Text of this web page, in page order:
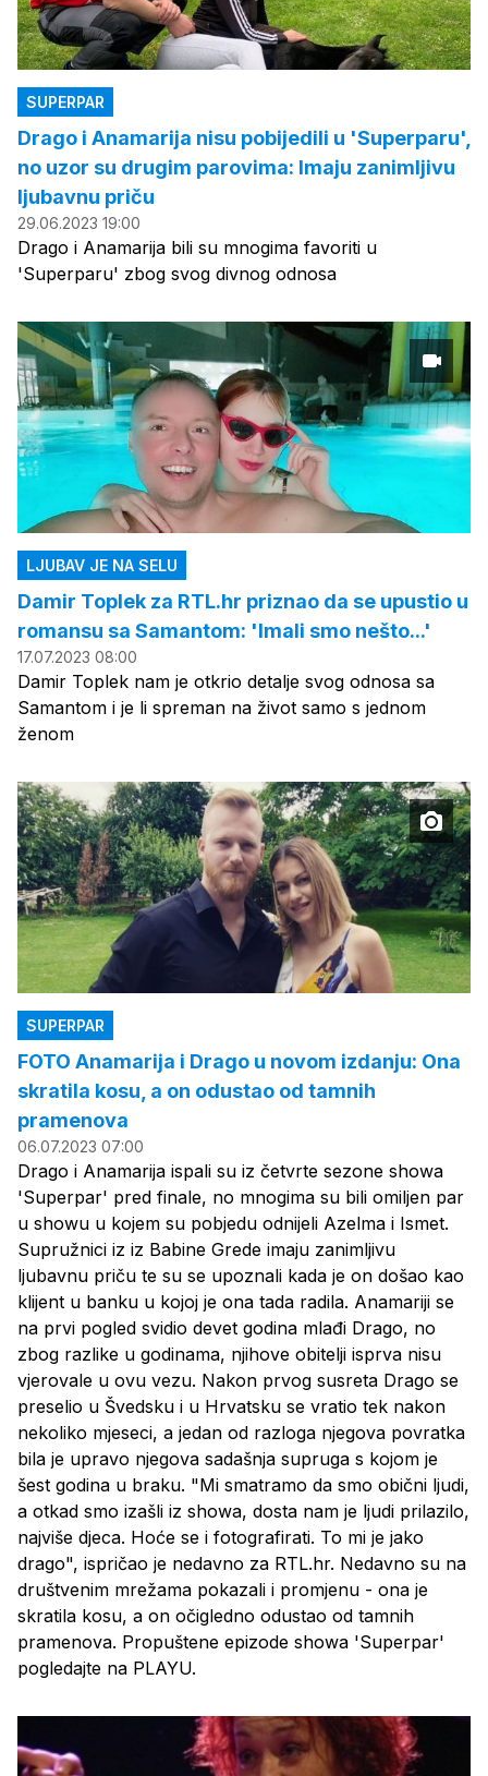
SUPERPAR
Drago i Anamarija nisu pobijedili u 'Superparu',
no uzor su drugim parovima: Imaju zanimljivu
ljubavnu priču
29.06.2023 19:00
Drago i Anamarija bili su mnogima favoriti u
'Superparu' zbog svog divnog odnosa
LJUBAV JE NA SELU
Damir Toplek za RTL.hr priznao da se upustio u
romansu sa Samantom: 'Imali smo nešto...'
17.07.2023 08:00
Damir Toplek nam je otkrio detalje svog odnosa sa
Samantom i je li spreman na život samo s jednom
ženom
SUPERPAR
FOTO Anamarija i Drago u novom izdanju: Ona
skratila kosu, a on odustao od tamnih
pramenova
06.07.2023 07:00
Drago i Anamarija ispali su iz četvrte sezone showa
'Superpar' pred finale, no mnogima su bili omiljen par
u showu u kojem su pobjedu odnijeli Azelma i Ismet.
Supružnici iz iz Babine Grede imaju zanimljivu
ljubavnu priču te su se upoznali kada je on došao kao
klijent u banku u kojoj je ona tada radila. Anamariji se
na prvi pogled svidio devet godina mlađi Drago, no
zbog razlike u godinama, njihove obitelji isprva nisu
vjerovale u ovu vezu. Nakon prvog susreta Drago se
preselio u Švedsku i u Hrvatsku se vratio tek nakon
nekoliko mjeseci, a jedan od razloga njegova povratka
bila je upravo njegova sadašnja supruga s kojom je
šest godina u braku. "Mi smatramo da smo obični ljudi,
a otkad smo izašli iz showa, dosta nam je ljudi prilazilo,
najviše djeca. Hoće se i fotografirati. To mi je jako
drago", ispričao je nedavno za RTL.hr. Nedavno su na
društvenim mrežama pokazali i promjenu - ona je
skratila kosu, a on očigledno odustao od tamnih
pramenova. Propuštene epizode showa 'Superpar'
pogledajte na PLAYU.